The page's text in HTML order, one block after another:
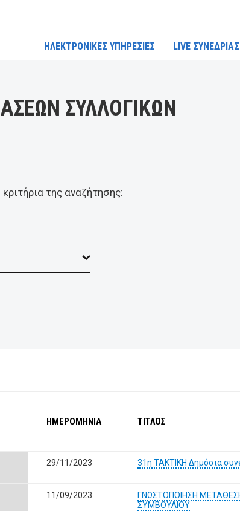
ΗΛΕΚΤΡΟΝΙΚΕΣ ΥΠΗΡΕΣΙΕΣ LIVE
ΣΥΛΛΟΓΙΚΩΝ
της αναζήτησης:
ΗΜΕΡΟΜΗΝΙΑ ΤΙΤΛΟΣ
29/11/2023 31η ΤΑΚΤΙΚΗ Δημόσια
11/09/2023
ΓΝΩΣΤΟΠΟΙΗΣΗ
ΣΥΜΒΟΥΛΙΟΥ